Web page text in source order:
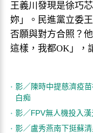
王義川發現是徐巧
妳」。民進黨立委
否願與對方合照？
這樣，我都OK」，
影／陳時中提慈濟疫
白痴
影／FPV無人機投入
影／盧秀燕南下挺蘇